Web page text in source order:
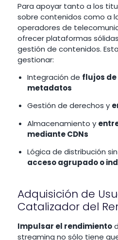
Para apoyar tanto a los
sobre contenidos como a
operadores de
ofrecer plataformas
gestión de contenidos.
gestionar:
Integración de flujos
metadatos
Gestión de derechos y
Almacenamiento y
mediante CDNs
Lógica de distribución
acceso agrupado o
Adquisición de
Catalizador del
Impulsar el rendimiento
streaming no sólo tiene